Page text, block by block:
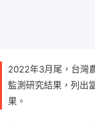
2022年3月尾，台灣
監測研究結果，列出
果。